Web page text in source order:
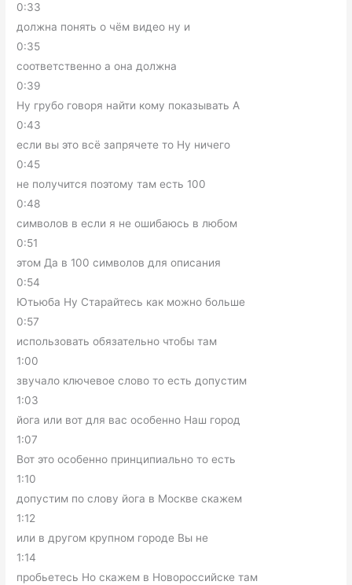
0:33
должна понять о чём видео ну и
0:35
соответственно а она должна
0:39
Ну грубо говоря найти кому показывать А
0:43
если вы это всё запрячете то Ну ничего
0:45
не получится поэтому там есть 100
0:48
символов в если я не ошибаюсь в любом
0:51
этом Да в 100 символов для описания
0:54
Ютьюба Ну Старайтесь как можно больше
0:57
использовать обязательно чтобы там
1:00
звучало ключевое слово то есть допустим
1:03
йога или вот для вас особенно Наш город
1:07
Вот это особенно принципиально то есть
1:10
допустим по слову йога в Москве скажем
1:12
или в другом крупном городе Вы не
1:14
пробьетесь Но скажем в Новороссийске там